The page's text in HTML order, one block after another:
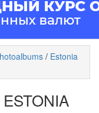
/ Estonia